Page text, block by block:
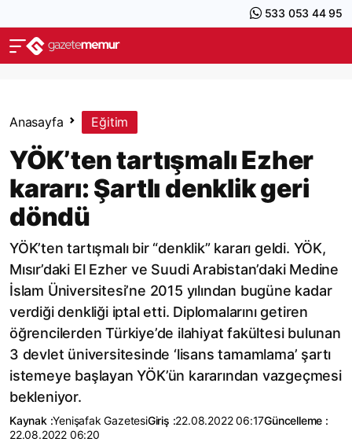
533 053 44 95
Anasayfa Eğitim
YÖK’ten tartışmalı Ezher
kararı: Şartlı denklik geri
döndü
YÖK’ten tartışmalı bir “denklik” kararı geldi. YÖK,
Mısır’daki El Ezher ve Suudi Arabistan’daki Medine
İslam Üniversitesi’ne 2015 yılından bugüne kadar
verdiği denkliği iptal etti. Diplomalarını getiren
öğrencilerden Türkiye’de ilahiyat fakültesi bulunan
3 devlet üniversitesinde ‘lisans tamamlama’ şartı
istemeye başlayan YÖK’ün kararından vazgeçmesi
bekleniyor.
Kaynak :Yenişafak GazetesiGiriş :22.08.2022 06:17Güncelleme :
22.08.2022 06:20